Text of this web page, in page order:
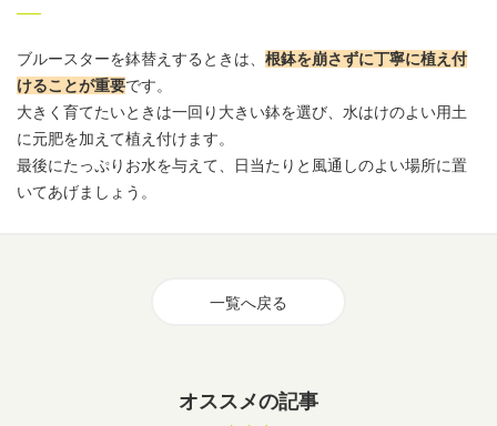
ブルースターを鉢替えするときは、 根鉢を崩さずに丁寧に植え付
けることが重要です。
大きく育てたいときは一回り大きい鉢を選び、水はけのよい用土
に元肥を加えて植え付けます。
最後にたっぷりお水を与えて、日当たりと風通しのよい場所に置
いてあげましょう。
一覧へ戻る
オススメの記事